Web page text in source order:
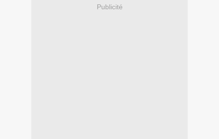
Publicité